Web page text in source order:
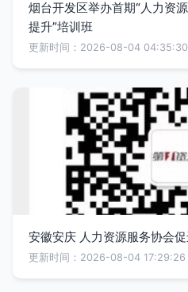
烟台开发区举办首期“人力资
提升”培训班
更新时间：2026-08-04 04:35:30
安徽安庆 人力资源服务协会
更新时间：2026-08-04 17:29:26